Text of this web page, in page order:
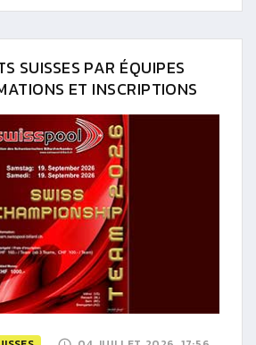
SUISSES PAR ÉQUIPES
ET INSCRIPTIONS